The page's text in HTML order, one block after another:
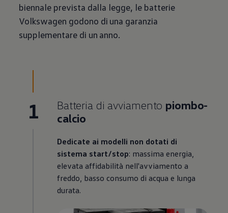
biennale prevista dalla legge, le batterie
Volkswagen godono di una garanzia
supplementare di un anno.
1 Batteria di avviamento piombo-
calcio
Dedicate ai modelli non dotati di
sistema start/stop: massima energia,
elevata affidabilità nell'avviamento a
freddo, basso consumo di acqua e lunga
durata.